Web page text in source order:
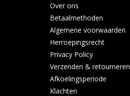
Over ons
Betaalmethoden
Algemene voorwaarden
Herroepingsrecht
Privacy Policy
Verzenden & retourneren
Afkoelingsperiode
Klachten